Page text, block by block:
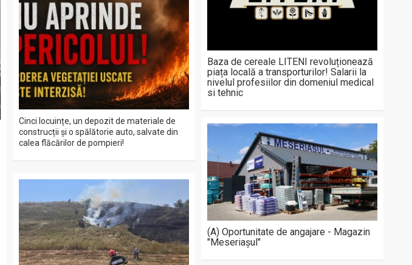
Cinci locuințe, un depozit de materiale de
construcții și o spălătorie auto, salvate din
calea flăcărilor de pompieri!
Baza de cereale LITENI revoluționează
piața locală a transporturilor! Salarii la
nivelul profesiilor din domeniul medical
si tehnic
(A) Oportunitate de angajare - Magazin
"Meseriașul"